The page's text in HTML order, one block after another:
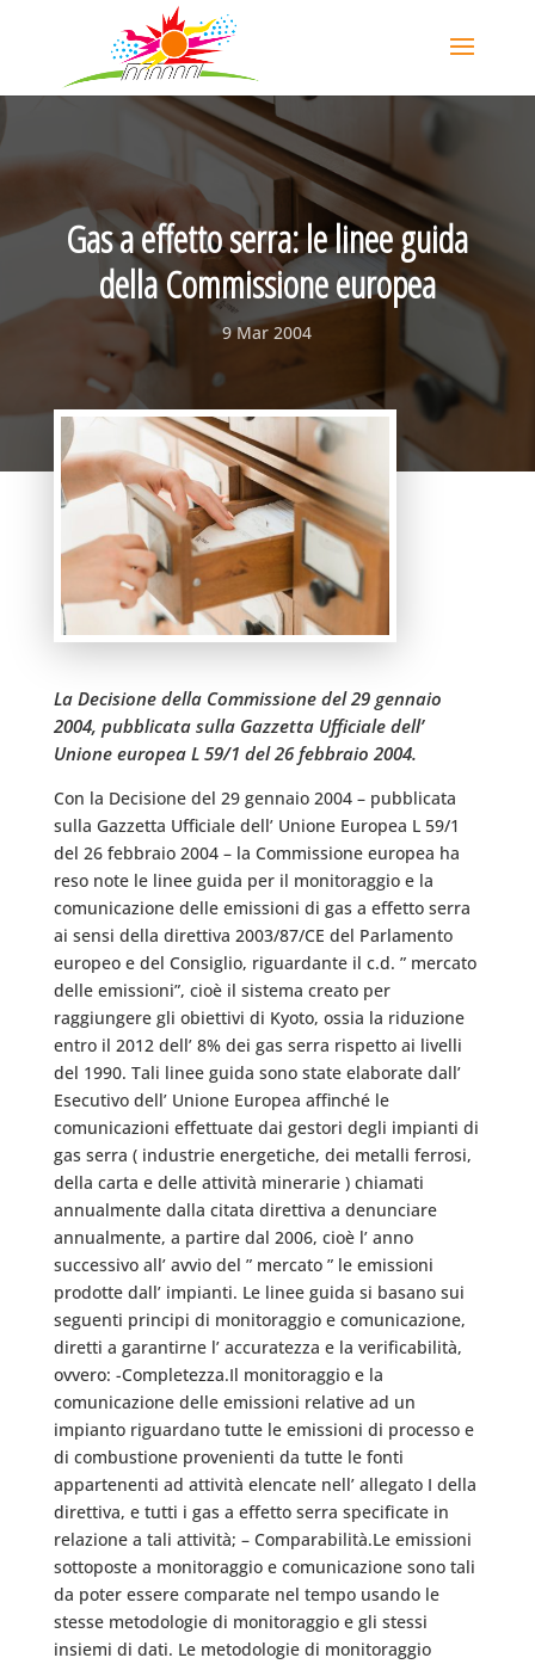
Gas a effetto serra: le linee guida
della Commissione europea
9 Mar 2004
La Decisione della Commissione del 29 gennaio
2004, pubblicata sulla Gazzetta Ufficiale dell’
Unione europea L 59/1 del 26 febbraio 2004.
Con la Decisione del 29 gennaio 2004 – pubblicata
sulla Gazzetta Ufficiale dell’ Unione Europea L 59/1
del 26 febbraio 2004 – la Commissione europea ha
reso note le linee guida per il monitoraggio e la
comunicazione delle emissioni di gas a effetto serra
ai sensi della direttiva 2003/87/CE del Parlamento
europeo e del Consiglio, riguardante il c.d. ” mercato
delle emissioni”, cioè il sistema creato per
raggiungere gli obiettivi di Kyoto, ossia la riduzione
entro il 2012 dell’ 8% dei gas serra rispetto ai livelli
del 1990. Tali linee guida sono state elaborate dall’
Esecutivo dell’ Unione Europea affinché le
comunicazioni effettuate dai gestori degli impianti di
gas serra ( industrie energetiche, dei metalli ferrosi,
della carta e delle attività minerarie ) chiamati
annualmente dalla citata direttiva a denunciare
annualmente, a partire dal 2006, cioè l’ anno
successivo all’ avvio del ” mercato ” le emissioni
prodotte dall’ impianti. Le linee guida si basano sui
seguenti principi di monitoraggio e comunicazione,
diretti a garantirne l’ accuratezza e la verificabilità,
ovvero: -Completezza.Il monitoraggio e la
comunicazione delle emissioni relative ad un
impianto riguardano tutte le emissioni di processo e
di combustione provenienti da tutte le fonti
appartenenti ad attività elencate nell’ allegato I della
direttiva, e tutti i gas a effetto serra specificate in
relazione a tali attività; – Comparabilità.Le emissioni
sottoposte a monitoraggio e comunicazione sono tali
da poter essere comparate nel tempo usando le
stesse metodologie di monitoraggio e gli stessi
insiemi di dati. Le metodologie di monitoraggio